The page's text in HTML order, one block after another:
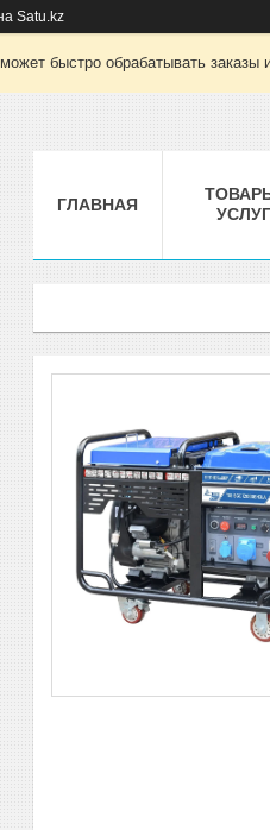
Satu.kz
быстро обрабатывать
ГЛАВНАЯ